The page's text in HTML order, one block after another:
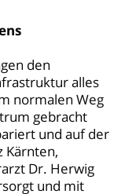
den
alles
normalen Weg
gebracht
und auf der
Kärnten,
Dr. Herwig
und mit